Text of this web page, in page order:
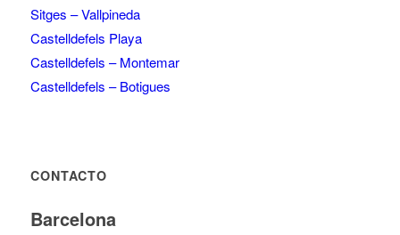
Sitges – Vallpineda
Castelldefels Playa
Castelldefels – Montemar
Castelldefels – Botigues
CONTACTO
Barcelona